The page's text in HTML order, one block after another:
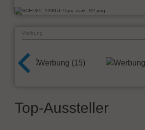
Werbung
Top-Aussteller